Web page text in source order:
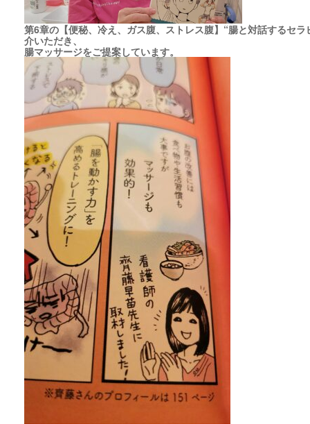
第6章の【便秘、冷え、ガス腹、ストレス腹】“腸と対話するセラ
介いただき、
腸マッサージをご提案しています。